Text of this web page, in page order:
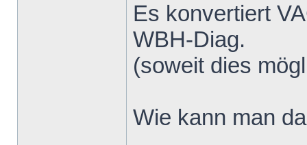
Es konvertiert
WBH-Diag.
(soweit dies
Wie kann man